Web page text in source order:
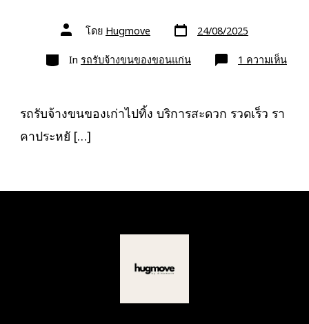
ผู้
เขียน โดย Hugmove วัน
ที่
เรื่อง
24/08/2025
หมวด
In รถรับจ้างขนของขอนแก่น 1 ความเห็นบน
รถ
รถรับจ้างขนของเก่าไปทิ้ง บริการสะดวก รวดเร็ว รา
คาประหยั […]